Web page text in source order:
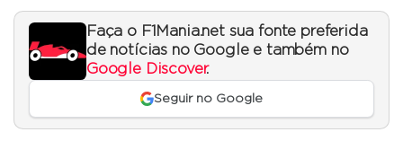
Faça o F1Mania.net sua fonte preferida
de notícias no Google e também no
Google Discover.
Seguir no Google